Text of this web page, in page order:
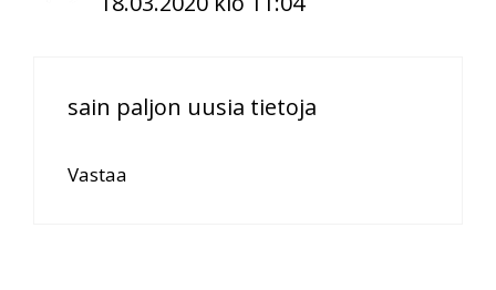
sain paljon uusia tietoja
Vastaa